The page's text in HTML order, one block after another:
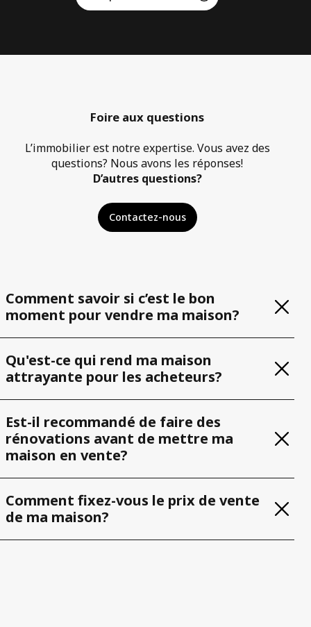
Foire aux questions
L’immobilier est notre expertise. Vous avez des
questions? Nous avons les réponses!
D’autres questions?
Contactez-nous
Comment savoir si c’est le bon
moment pour vendre ma maison?
Qu'est-ce qui rend ma maison
attrayante pour les acheteurs?
Est-il recommandé de faire des
rénovations avant de mettre ma
maison en vente?
Comment fixez-vous le prix de vente
de ma maison?